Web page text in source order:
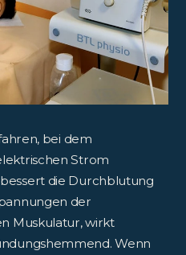
bei dem
Strom
die Durchblutung
der
Muskulatur, wirkt
Wenn